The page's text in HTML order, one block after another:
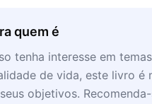
quem é
tenha interesse em
de vida, este livro é
objetivos.